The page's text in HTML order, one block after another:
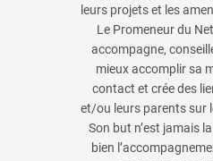
leurs projets et les
Le Promeneur du
accompagne,
mieux accomplir sa
contact et crée des
et/ou leurs parents sur
Son but n’est jamais
bien